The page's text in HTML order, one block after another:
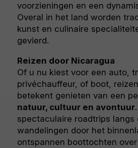
voorzieningen en een
Overal in het land worden
kunst en culinaire
gevierd.
Reizen door Nicaragua
Of u nu kiest voor een auto,
privéchauffeur, of boot,
betekent genieten van een
natuur, cultuur en avontuur
spectaculaire roadtrips langs
wandelingen door het
ontspannen boottochten